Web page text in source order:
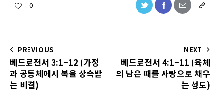
0
PREVIOUS
베드로전서 3:1~12 (가정
과 공동체에서 복을 상속받
는 비결)
NEXT
베드로전서 4:1~11 (육체
의 남은 때를 사랑으로 채우
는 성도)